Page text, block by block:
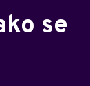
se